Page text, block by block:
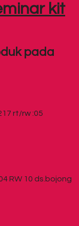
kit
pada
rt/rw :05
RW 10 ds.bojong